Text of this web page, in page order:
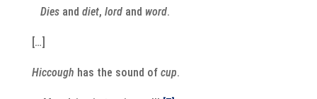
Diesand diet, lordand word.
[…]
Hiccough has the sound of cup.